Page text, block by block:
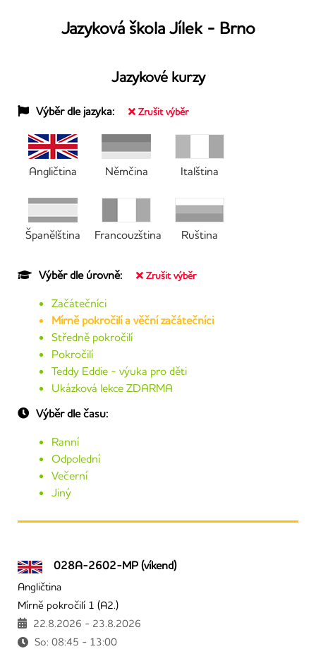
Jazyková škola Jílek - Brno
Jazykové kurzy
Výběr dle jazyka: Zrušit výběr
Angličtina Němčina Italština
Španělština Francouzština Ruština
Výběr dle úrovně: Zrušit výběr
Začátečníci
Mírně pokročilí a věční začátečníci
Středně pokročilí
Pokročilí
Teddy Eddie - výuka pro děti
Ukázková lekce ZDARMA
Výběr dle času:
Ranní
Odpolední
Večerní
Jiný
028A-2602-MP (víkend)
Angličtina
Mírně pokročilí 1 (A2.)
22.8.2026 - 23.8.2026
So: 08:45 - 13:00